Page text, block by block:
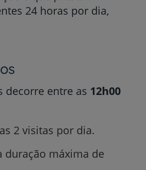
24 horas por dia,
decorre entre as 12h00
2 visitas por dia.
duração máxima de